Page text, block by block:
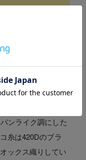
オリジナ
Ballistic® 生
(機械を使用し
ンライク調にした
糸は420Dのブラ
ックス織りしてい